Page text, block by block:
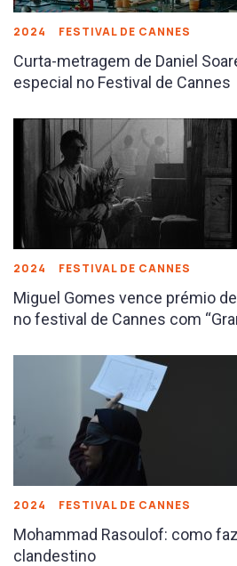
2024 FESTIVAL DE CANNES
Curta-metragem de Daniel
especial no Festival de Cannes
2024 FESTIVAL DE CANNES
Miguel Gomes vence prémio
no festival de Cannes com
2024 FESTIVAL DE CANNES
Mohammad Rasoulof: como
clandestino